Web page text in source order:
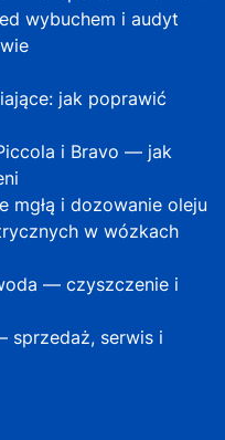
wybuchem i audyt
jak poprawić
i Bravo — jak
mgłą i dozowanie oleju
w wózkach
— czyszczenie i
sprzedaż, serwis i